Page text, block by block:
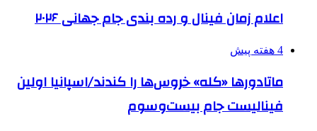
اعلام زمان فینال و رده بندی جام جهانی ۲۰۲۶
4 هفته پیش
ماتادورها «کله» خروس‌ها را کندند/اسپانیا اولین
فینالیست جام بیست‌وسوم